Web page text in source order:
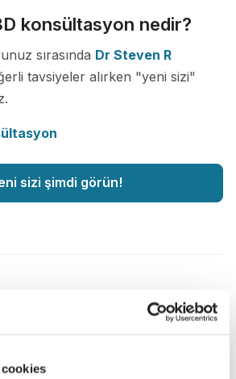
konsültasyon nedir?
sırasında Dr Steven R
tavsiyeler alırken "yeni sizi"
sizi şimdi görün!
seviyesini artırın
yenilikçi bir araçtır. Birbirine